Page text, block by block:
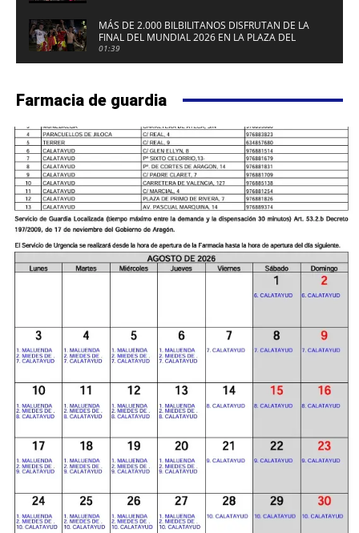
MÁS DE 2.000 BILBILITANOS DISFRUTAN DE LA
FINAL DEL MUNDIAL 2026 EN LA PLAZA DEL
FUERTE DE CALATAYUD
01:39
Farmacia de guardia